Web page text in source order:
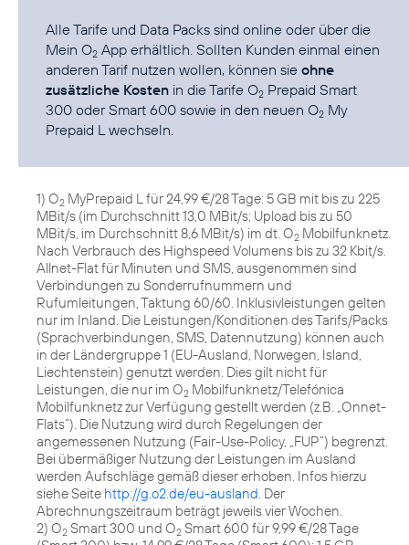
Alle Tarife und Data Packs sind online oder über die
Mein O2 App erhältlich. Sollten Kunden einmal einen
anderen Tarif nutzen wollen, können sie ohne
zusätzliche Kosten in die Tarife O2 Prepaid Smart
300 oder Smart 600 sowie in den neuen O2 My
Prepaid L wechseln.
1) O2 MyPrepaid L für 24,99 €/28 Tage: 5 GB mit bis zu 225
MBit/s (im Durchschnitt 13,0 MBit/s; Upload bis zu 50
MBit/s, im Durchschnitt 8,6 MBit/s) im dt. O2 Mobilfunknetz.
Nach Verbrauch des Highspeed Volumens bis zu 32 Kbit/s.
Allnet-Flat für Minuten und SMS, ausgenommen sind
Verbindungen zu Sonderrufnummern und
Rufumleitungen, Taktung 60/60. Inklusivleistungen gelten
nur im Inland. Die Leistungen/Konditionen des Tarifs/Packs
(Sprachverbindungen, SMS, Datennutzung) können auch
in der Ländergruppe 1 (EU-Ausland, Norwegen, Island,
Liechtenstein) genutzt werden. Dies gilt nicht für
Leistungen, die nur im O2 Mobilfunknetz/Telefónica
Mobilfunknetz zur Verfügung gestellt werden (z.B. „Onnet-
Flats“). Die Nutzung wird durch Regelungen der
angemessenen Nutzung (Fair-Use-Policy, „FUP“) begrenzt.
Bei übermäßiger Nutzung der Leistungen im Ausland
werden Aufschläge gemäß dieser erhoben. Infos hierzu
siehe Seite http://g.o2.de/eu-ausland. Der
Abrechnungszeitraum beträgt jeweils vier Wochen.
2) O2 Smart 300 und O2 Smart 600 für 9,99 €/28 Tage